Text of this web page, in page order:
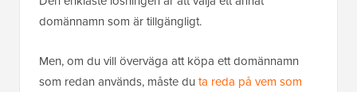
domännamn som är tillgängligt.
Men, om du vill överväga att köpa ett domännamn
som redan används, måste du ta reda på vem som